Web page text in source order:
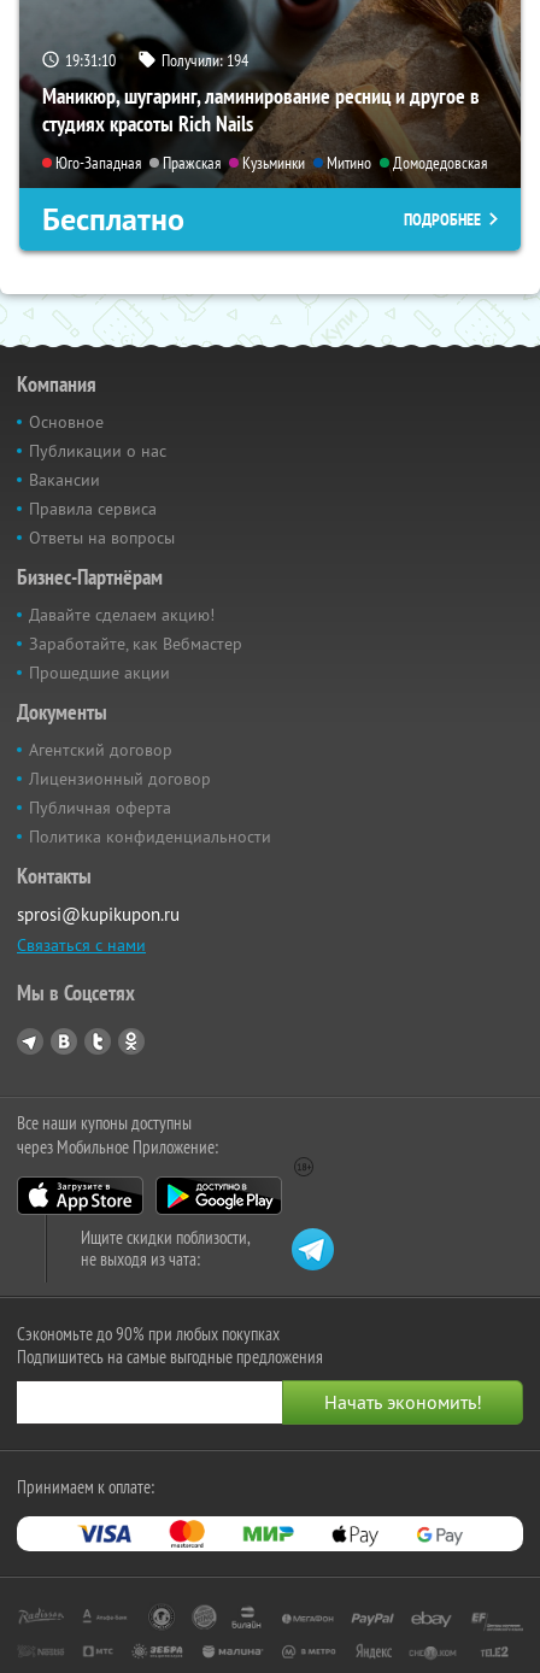
19:31:09 Получили:194
Маникюр, шугаринг, ламинирование ресниц и другое в
студиях красоты Rich Nails
Юго-Западная Пражская Кузьминки Митино Домодедовская
Бесплатно ПОДРОБНЕЕ
Компания
Основное
Публикации о нас
Вакансии
Правила сервиса
Ответы на вопросы
Бизнес-Партнёрам
Давайте сделаем акцию!
Заработайте, как Вебмастер
Прошедшие акции
Документы
Агентский договор
Лицензионный договор
Публичная оферта
Политика конфиденциальности
Контакты
sprosi@kupikupon.ru
Связаться с нами
Мы в Соцсетях
Все наши купоны доступны
через Мобильное Приложение:
Ищите скидки поблизости,
не выходя из чата:
Сэкономьте до 90% при любых покупках
Подпишитесь на самые выгодные предложения
Принимаем к оплате: